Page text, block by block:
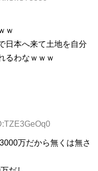
ｗ
日本へ来て土地を自分
るわなｗｗｗ
万だから無くは無さ